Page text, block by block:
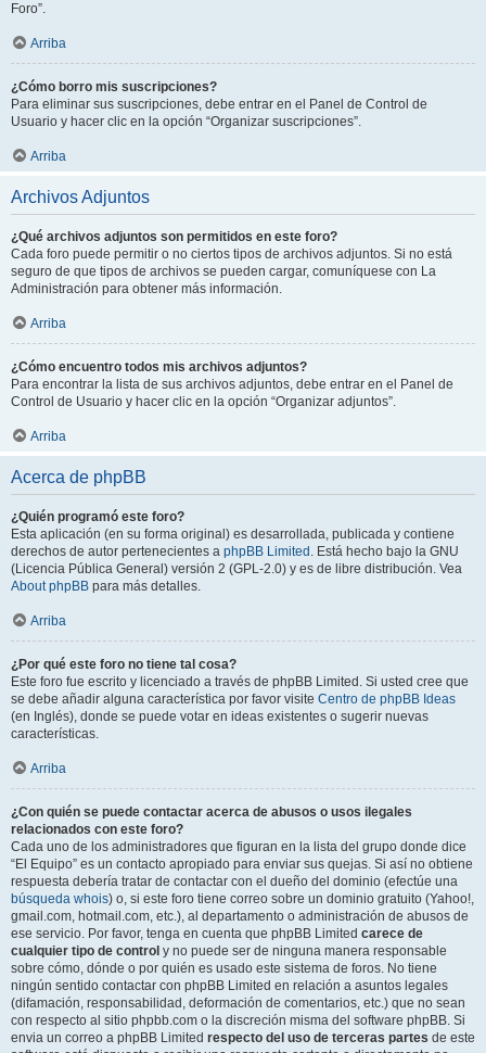
Foro”.
Arriba
¿Cómo borro mis suscripciones?
Para eliminar sus suscripciones, debe entrar en el Panel de Control de
Usuario y hacer clic en la opción “Organizar suscripciones”.
Arriba
Archivos Adjuntos
¿Qué archivos adjuntos son permitidos en este foro?
Cada foro puede permitir o no ciertos tipos de archivos adjuntos. Si no está
seguro de que tipos de archivos se pueden cargar, comuníquese con La
Administración para obtener más información.
Arriba
¿Cómo encuentro todos mis archivos adjuntos?
Para encontrar la lista de sus archivos adjuntos, debe entrar en el Panel de
Control de Usuario y hacer clic en la opción “Organizar adjuntos”.
Arriba
Acerca de phpBB
¿Quién programó este foro?
Esta aplicación (en su forma original) es desarrollada, publicada y contiene
derechos de autor pertenecientes a phpBB Limited . Está hecho bajo la GNU
(Licencia Pública General) versión 2 (GPL-2.0) y es de libre distribución. Vea
About phpBB para más detalles.
Arriba
¿Por qué este foro no tiene tal cosa?
Este foro fue escrito y licenciado a través de phpBB Limited. Si usted cree que
se debe añadir alguna característica por favor visite Centro de phpBB Ideas
(en Inglés), donde se puede votar en ideas existentes o sugerir nuevas
características.
Arriba
¿Con quién se puede contactar acerca de abusos o usos ilegales
relacionados con este foro?
Cada uno de los administradores que figuran en la lista del grupo donde dice
“El Equipo” es un contacto apropiado para enviar sus quejas. Si así no obtiene
respuesta debería tratar de contactar con el dueño del dominio (efectúe una
búsqueda whois) o, si este foro tiene correo sobre un dominio gratuito (Yahoo!,
gmail.com, hotmail.com, etc.), al departamento o administración de abusos de
ese servicio. Por favor, tenga en cuenta que phpBB Limited carece de
cualquier tipo de control y no puede ser de ninguna manera responsable
sobre cómo, dónde o por quién es usado este sistema de foros. No tiene
ningún sentido contactar con phpBB Limited en relación a asuntos legales
(difamación, responsabilidad, deformación de comentarios, etc.) que no sean
con respecto al sitio phpbb.com o la discreción misma del software phpBB. Si
envia un correo a phpBB Limited respecto del uso de terceras partes de este